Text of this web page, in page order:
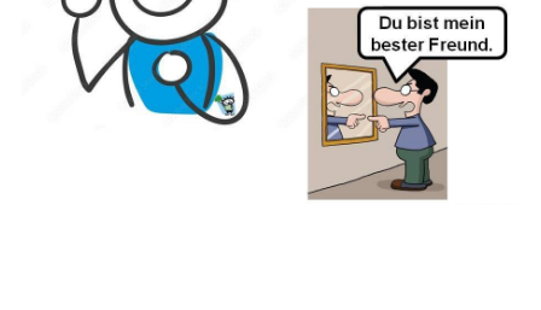
Feinkost Dittmann Sardellen Fi...